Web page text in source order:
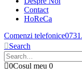
Contact
HoReCa
Comenzi telefonice
Search
0Cosul meu 0